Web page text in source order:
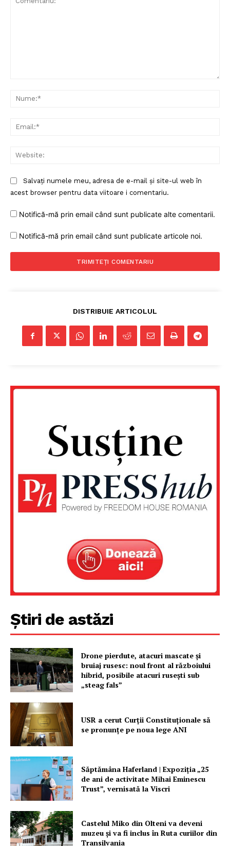
PRESShub
Despre noi / Echipa
Rețea
Contact
Salvați numele meu, adresa de e-mail și site-ul web în
acest browser pentru data viitoare i comentariu.
Notifică-mă prin email când sunt publicate alte comentarii.
Notifică-mă prin email când sunt publicate articole noi.
DISTRIBUIE ARTICOLUL
Știri de astăzi
Drone pierdute, atacuri mascate și
bruiaj rusesc: noul front al războiului
hibrid, posibile atacuri rusești sub
„steag fals”
USR a cerut Curții Constituționale să
se pronunțe pe noua lege ANI
Săptămâna Haferland | Expoziţia „25
de ani de activitate Mihai Eminescu
Trust”, vernisată la Viscri
Castelul Miko din Olteni va deveni
muzeu şi va fi inclus în Ruta curiilor din
Transilvania